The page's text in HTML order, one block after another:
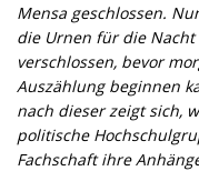
Mensa geschlossen.
die Urnen für die Nacht
verschlossen, bevor
Auszählung beginnen
nach dieser zeigt sich,
politische
Fachschaft ihre